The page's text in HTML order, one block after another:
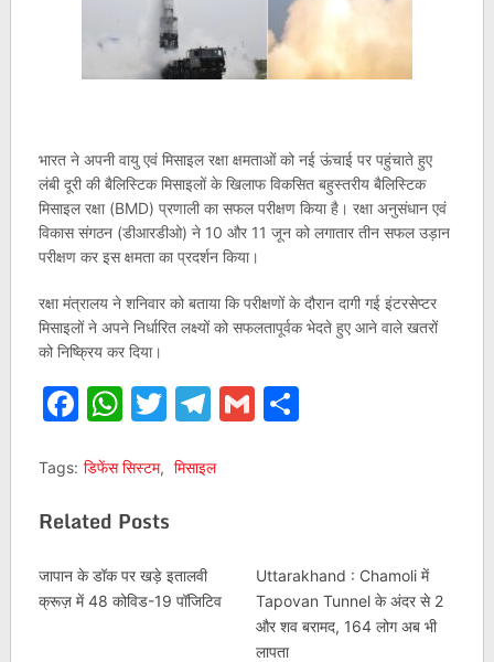
भारत ने अपनी वायु एवं मिसाइल रक्षा क्षमताओं को नई ऊंचाई पर पहुंचाते हुए
लंबी दूरी की बैलिस्टिक मिसाइलों के खिलाफ विकसित बहुस्तरीय बैलिस्टिक
मिसाइल रक्षा (BMD) प्रणाली का सफल परीक्षण किया है। रक्षा अनुसंधान एवं
विकास संगठन (डीआरडीओ) ने 10 और 11 जून को लगातार तीन सफल उड़ान
परीक्षण कर इस क्षमता का प्रदर्शन किया।
रक्षा मंत्रालय ने शनिवार को बताया कि परीक्षणों के दौरान दागी गई इंटरसेप्टर
मिसाइलों ने अपने निर्धारित लक्ष्यों को सफलतापूर्वक भेदते हुए आने वाले खतरों
को निष्क्रिय कर दिया।
Facebook
WhatsApp
Twitter
Telegram
GmailShare
Tags: डिफेंस सिस्टम, मिसाइल
Related Posts
जापान के डॉक पर खड़े इतालवी
क्रूज़ में 48 कोविड-19 पॉजिटिव
Uttarakhand : Chamoli में
Tapovan Tunnel के अंदर से 2
और शव बरामद, 164 लोग अब भी
लापता